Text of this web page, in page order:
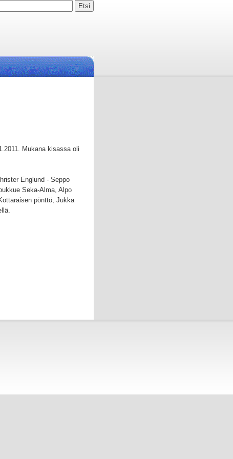
Mukana kisassa oli
Englund - Seppo
Seka-Alma, Alpo
pönttö, Jukka